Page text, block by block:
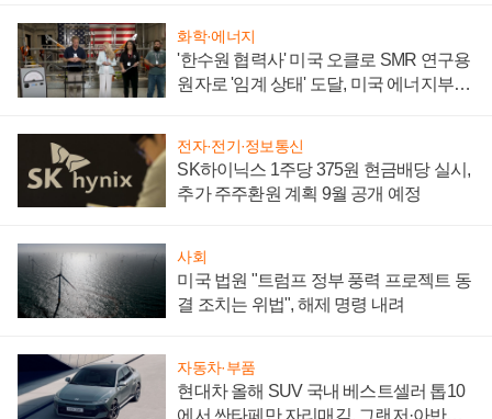
화학·에너지
'한수원 협력사' 미국 오클로 SMR 연구용
원자로 '임계 상태' 도달, 미국 에너지부
전자·전기·정보통신
SK하이닉스 1주당 375원 현금배당 실시,
추가 주주환원 계획 9월 공개 예정
사회
미국 법원 "트럼프 정부 풍력 프로젝트 동
결 조치는 위법", 해제 명령 내려
자동차·부품
현대차 올해 SUV 국내 베스트셀러 톱10
에서 싼타페만 자리매김, 그랜저·아반떼